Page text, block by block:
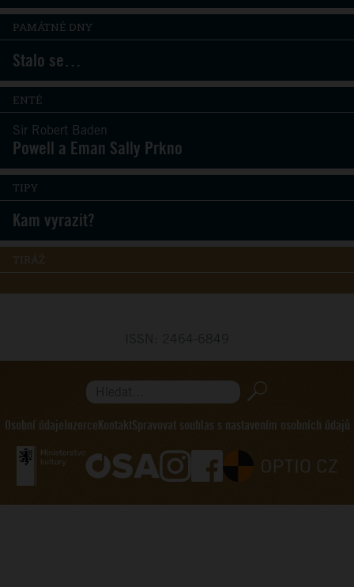
PAMÁTNÉ DNY
Stalo se…
ENTÉ
Sir Robert Baden
Powell a Eman Sally Prkno
TIPY
Kam vyrazit?
TIRÁŽ
Hledat...
Osobní údajeInzerceKontaktSpravovat souhlas s nastavením osobních údajů